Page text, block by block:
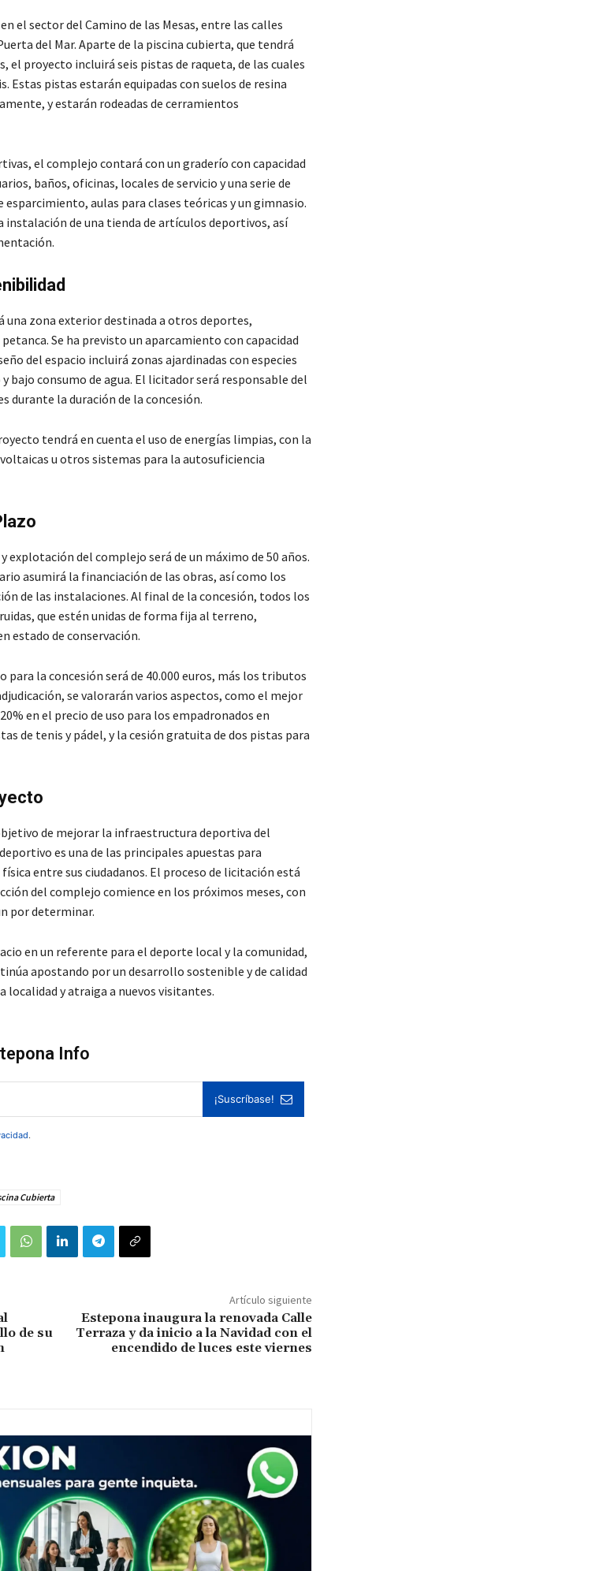
el sector del Camino de las Mesas, entre las calles
del Mar. Aparte de la piscina cubierta, que tendrá
el proyecto incluirá seis pistas de raqueta, de las cuales
Estas pistas estarán equipadas con suelos de resina
y estarán rodeadas de cerramientos
el complejo contará con un graderío con capacidad
baños, oficinas, locales de servicio y una serie de
esparcimiento, aulas para clases teóricas y un gimnasio.
de una tienda de artículos deportivos, así
zona exterior destinada a otros deportes,
Se ha previsto un aparcamiento con capacidad
del espacio incluirá zonas ajardinadas con especies
consumo de agua. El licitador será responsable del
durante la duración de la concesión.
tendrá en cuenta el uso de energías limpias, con la
u otros sistemas para la autosuficiencia
explotación del complejo será de un máximo de 50 años.
asumirá la financiación de las obras, así como los
de las instalaciones. Al final de la concesión, todos los
que estén unidas de forma fija al terreno,
estado de conservación.
la concesión será de 40.000 euros, más los tributos
se valorarán varios aspectos, como el mejor
en el precio de uso para los empadronados en
de tenis y pádel, y la cesión gratuita de dos pistas para
de mejorar la infraestructura deportiva del
es una de las principales apuestas para
entre sus ciudadanos. El proceso de licitación está
del complejo comience en los próximos meses, con
por determinar.
en un referente para el deporte local y la comunidad,
apostando por un desarrollo sostenible y de calidad
localidad y atraiga a nuevos visitantes.
Info
¡Suscríbase!
.
Cubierta
de su
Artículo siguiente
Estepona inaugura la renovada Calle
Terraza y da inicio a la Navidad con el
encendido de luces este viernes